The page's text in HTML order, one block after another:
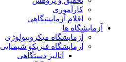
کارآموزی
اقلام آزمایشگاهی
آزمایشگاه ها
آزمایشگاه میکروبیولوژی
آزمایشگاه فیزیکو شیمیایی
آنالیز دستگاهی